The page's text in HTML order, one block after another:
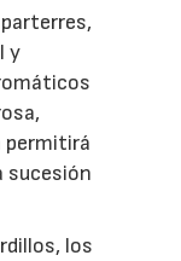
y
permitirá
sucesión
los